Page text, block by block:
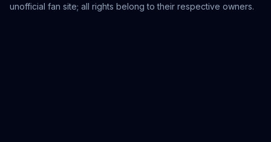
unofficial fan site; all rights belong to their respective owners.